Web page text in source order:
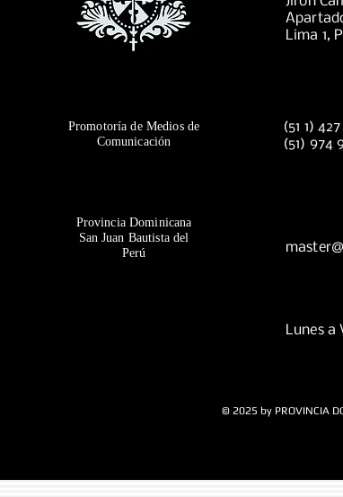
Lima 1,
Promotoría de Medios de
Comunicación
(51 1)
(51) 974
Provincia Dominicana
San Juan Bautista del
Perú
Lunes a
© 2025 by PROVINCIA